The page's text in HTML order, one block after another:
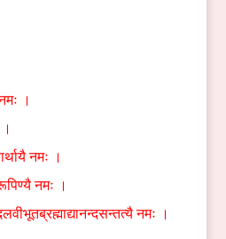
।
नमः ।
नमः ।
नमः ।